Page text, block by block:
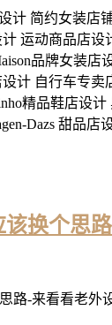
计 简约女装店
运动商品店设
品牌女装店
计 自行车专卖
精品鞋店设
Dazs 甜品店
换个思
路-来看看老外